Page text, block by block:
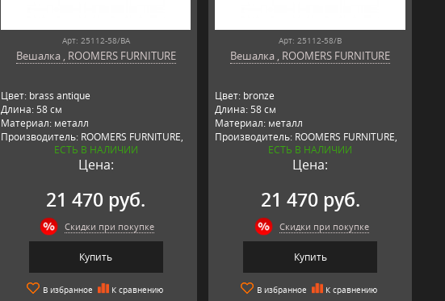
Арт: 25112-58/BA
Вешалка , ROOMERS FURNITURE
Цвет: brass antique
Длина: 58 см
Материал: металл
Производитель: ROOMERS FURNITURE,
НидерландыЕСТЬ В НАЛИЧИИ
Цена:
21 470 руб.
Скидки при покупке
Купить
В избранное К сравнению
Арт: 25112-58/B
Вешалка , ROOMERS FURNITURE
Цвет: bronze
Длина: 58 см
Материал: металл
Производитель: ROOMERS FURNITURE,
НидерландыЕСТЬ В НАЛИЧИИ
Цена:
21 470 руб.
Скидки при покупке
Купить
В избранное К сравнению